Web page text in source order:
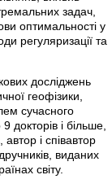
задач,
оптимальності у
регуляризації та
досліджень
геофізики,
сучасного
докторів і більше,
і співавтор
виданих
світу.